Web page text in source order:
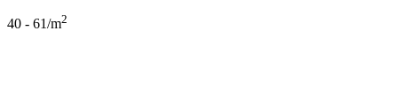
40 - 61/m2